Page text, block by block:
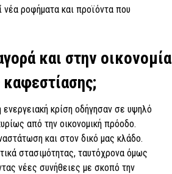
νέα ροφήματα και προϊόντα που
και στην οικονομία
κρίση οδήγησαν σε υψηλό
από την οικονομική πρόοδο.
και στον δικό μας κλάδο.
στασιμότητας, ταυτόχρονα όμως
νέες συνήθειες με σκοπό την